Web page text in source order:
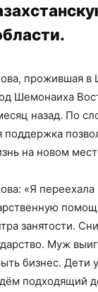
прожившая в
Шемонаиха
назад. По
поддержка
на новом
«Я переехала
занятости.
Муж
бизнес. Дети
подходящий